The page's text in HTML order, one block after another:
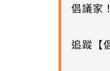
倡議家！
追蹤【